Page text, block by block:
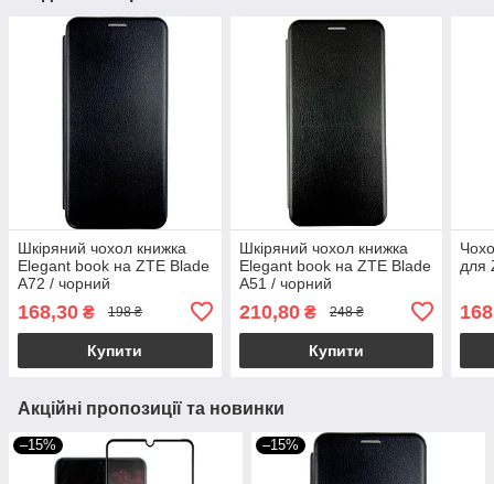
Шкіряний чохол книжка
Elegant book на ZTE Blade
A72 / чорний
168,30 ₴ 198 ₴
Купити
Шкіряний чохол книжка
Elegant book на ZTE Blade
A51 / чорний
210,80₴ 248 ₴
Купити
для
Акційні пропозиції та новинки
–15% –15%